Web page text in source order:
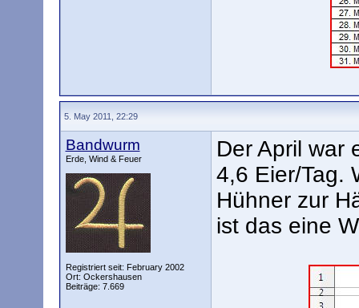
5. May 2011, 22:29
Bandwurm
Erde, Wind & Feuer
Registriert seit: February 2002
Ort: Ockershausen
Beiträge: 7.669
Der April war
4,6 Eier/Tag.
Hühner zur
ist das eine